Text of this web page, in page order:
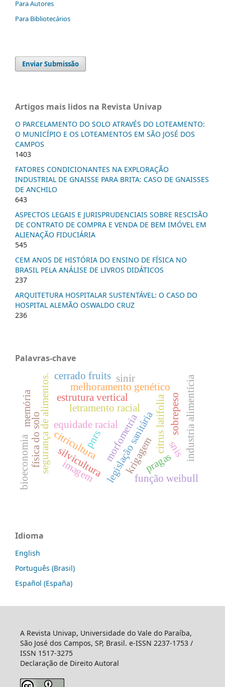
Para Autores
Para Bibliotecários
Enviar Submissão
Artigos mais lidos na Revista Univap
O PARCELAMENTO DO SOLO ATRAVÉS DO LOTEAMENTO:
O MUNICÍPIO E OS LOTEAMENTOS EM SÃO JOSÉ DOS
CAMPOS
1403
FATORES CONDICIONANTES NA EXPLORAÇÃO
INDUSTRIAL DE GNAISSE PARA BRITA: CASO DE GNAISSES
DE ANCHILO
643
ASPECTOS LEGAIS E JURISPRUDENCIAIS SOBRE RESCISÃO
DE CONTRATO DE COMPRA E VENDA DE BEM IMÓVEL EM
ALIENAÇÃO FIDUCIÁRIA
545
CEM ANOS DE HISTÓRIA DO ENSINO DE FÍSICA NO
BRASIL PELA ANÁLISE DE LIVROS DIDÁTICOS
237
ARQUITETURA HOSPITALAR SUSTENTÁVEL: O CASO DO
HOSPITAL ALEMÃO OSWALDO CRUZ
236
Palavras-chave
equidade racial
letramento racial
segurança de alimentos. legislação sanitáriacitrus latifolia
citricultura
melhoramento genético
pragas
morfometria
estrutura vertical
função weibull
silvicultura
sobrepeso
física do solo krigagem industria alimentícia
cerrado fruits
bioeconomia pnrs snis
sinir
memória
imagem
Idioma
English
Português (Brasil)
Español (España)
A Revista Univap, Universidade do Vale do Paraíba,
São José dos Campos, SP, Brasil. e-ISSN 2237-1753 /
ISSN 1517-3275
Declaração de Direito Autoral